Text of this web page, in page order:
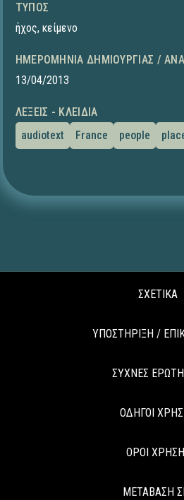
ΤΎΠΟΣ
ήχος, κείμενο
ΗΜΕΡΟΜΗΝΊΑ ΔΗΜΙΟΥΡΓΊΑΣ /
13/04/2013
ΛΈΞΕΙΣ - ΚΛΕΙΔΙΆ
audiotext
France people
ΣΧΕΤΙΚΑ
ΥΠΟΣΤΗΡΙΞΗ /
ΣΥΧΝΕΣ
ΟΔΗΓΟΙ
ΟΡΟΙ
ΜΕΤΑΒΑΣΗ